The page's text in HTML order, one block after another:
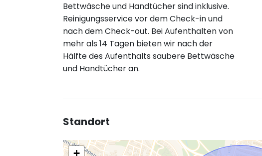
Bettwäsche und Handtücher sind inklusive.
Reinigungsservice vor dem Check-in und
nach dem Check-out. Bei Aufenthalten von
mehr als 14 Tagen bieten wir nach der
Hälfte des Aufenthalts saubere Bettwäsche
und Handtücher an.
Standort
+